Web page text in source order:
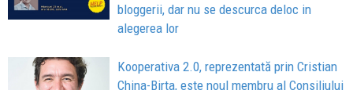
bloggerii, dar nu se descurca deloc in
alegerea lor
Kooperativa 2.0, reprezentată prin Cristian
China-Birta, este noul membru al Consiliului